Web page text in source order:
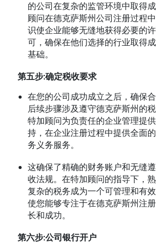
的公司在复杂的监管环境中取得
顾问在德克萨斯州公司注册过程
识使企业能够无缝地获得必要的
可，确保在他们选择的行业取得
基础。
第五步:确定税收要求
在您的公司成功成立之后，确保
后续步骤涉及遵守德克萨斯州的税
特加顾问为负责任的企业管理提
持，在企业注册过程中提供全面
务义务服务。
这确保了精确的财务账户和无缝
收法规。在特加顾问的指导下，
复杂的税务成为一个可管理和有效
使您能够专注于在德克萨斯州注
长和成功。
第六步:公司银行开户